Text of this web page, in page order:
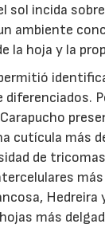
sol incida
ambiente
la hoja y la
diferenciados.
cutícula más
de
Hedreira
más